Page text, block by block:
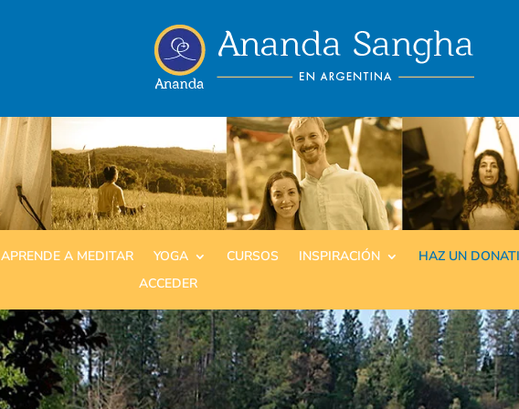
APRENDE A MEDITAR YOGA CURSOS INSPIRACIÓN
HAZ UN
ACCEDER